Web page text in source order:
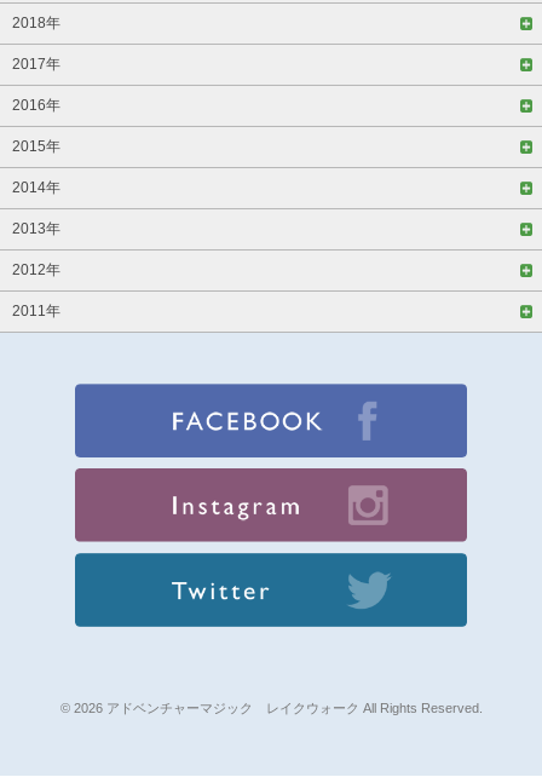
2018年
2017年
2016年
2015年
2014年
2013年
2012年
2011年
© 2026 アドベンチャーマジック レイクウォーク All Rights Reserved.